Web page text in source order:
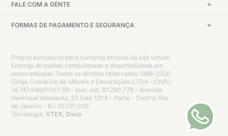
FALE COM A GENTE
FORMAS DE PAGAMENTO E SEGURANÇA
Preços exclusivos para compras através da loja virtual.
Entrega do pedido condicionada a disponibilidade em
nosso estoque. Todos os direitos reservados 1996-2020
Ginga Comércio de Móveis e Decorações LTDA - CNPJ:
14.747.549/0001-59 - Insc. est: 87.290.778 - Avenida
Henrique Valadares, 23 Sala 1204 - Parte - Centro, Rio
de Janeiro - RJ 20231-030
Tecnologia: VTEX, Deco